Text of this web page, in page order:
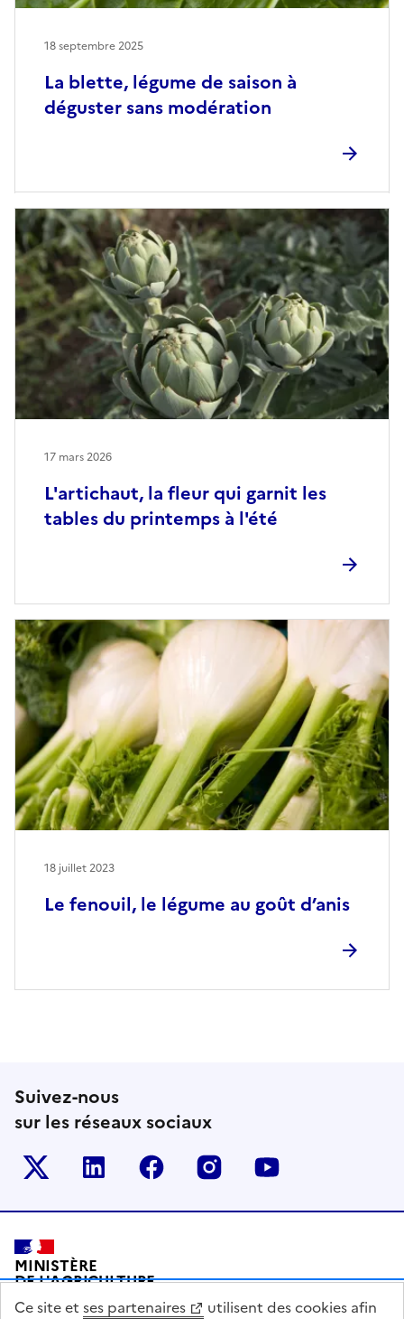
La blette, légume de saison à
déguster sans modération
18 septembre 2025
L'artichaut, la fleur qui garnit les
tables du printemps à l'été
17 mars 2026
Le fenouil, le légume au goût d’anis
18 juillet 2023
Suivez-nous
sur les réseaux sociaux
Le ministère sur Twitter
Le ministère sur LinkedIn
Le ministère sur Facebook
Le ministère sur
Pied de page
MINISTÈRE
DE L'AGRICULTURE
DE L'AGRO-ALIMENTAIRE
ET DE LA SOUVERAINETÉ
Ce site et ses partenaires
utilisent des cookies afin